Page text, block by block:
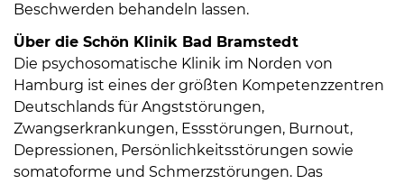
Beschwerden behandeln lassen.
Über die Schön Klinik Bad Bramstedt
Die psychosomatische Klinik im Norden von
Hamburg ist eines der größten Kompetenzzentren
Deutschlands für Angststörungen,
Zwangserkrankungen, Essstörungen, Burnout,
Depressionen, Persönlichkeitsstörungen sowie
somatoforme und Schmerzstörungen. Das